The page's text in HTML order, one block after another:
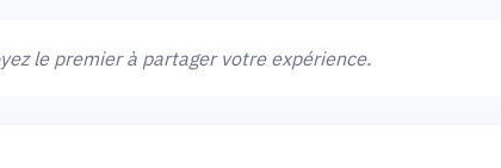
le premier à partager votre expérience.